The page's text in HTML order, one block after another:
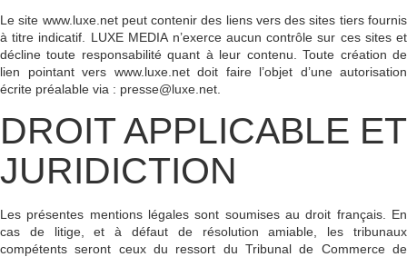
Le site www.luxe.netpeut contenir des liens vers des sites tiers fournis
à titre indicatif. LUXE MEDIAn’exerce aucun contrôle sur ces sites et
décline toute responsabilité quant à leur contenu. Toute création de
lien pointant vers www.luxe.netdoit faire l’objet d’une autorisation
écrite préalable via : presse@luxe.net.
DROIT APPLICABLE ET
JURIDICTION
Les présentes mentions légales sont soumises au droit français. En
cas de litige, et à défaut de résolution amiable, les tribunaux
compétents seront ceux du ressort du Tribunal de Commerce de